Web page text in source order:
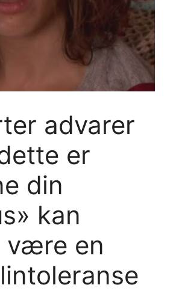
advarer
er
din
kan
være en